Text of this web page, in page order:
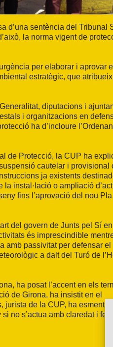
d’una sentència del Tribunal
la norma vigent de
per elaborar i aprovar
estratègic, que
diputacions i
i organitzacions en
ha d’incloure
de Protecció, la CUP ha
cautelar i provisional
ja existents
instal·lació o ampliació
fins l’aprovació del nou Pla
del govern de Junts pel Sí
és imprescindible
amb passivitat per defensar el
a dalt del Turó de
ha posat l’accent en els
de Girona, ha insistit en el
de la CUP, ha esmentat
no s’actua amb claredat i